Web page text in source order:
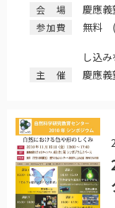
会場 慶應義
参加費
無料 (
(会
し込
主催 慶應義